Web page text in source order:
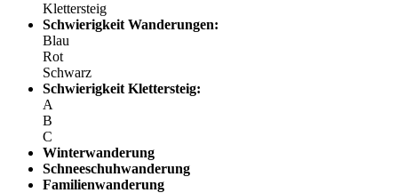
Klettersteig
Schwierigkeit Wanderungen:
Blau
Rot
Schwarz
Schwierigkeit Klettersteig:
A
B
C
Winterwanderung
Schneeschuhwanderung
Familienwanderung